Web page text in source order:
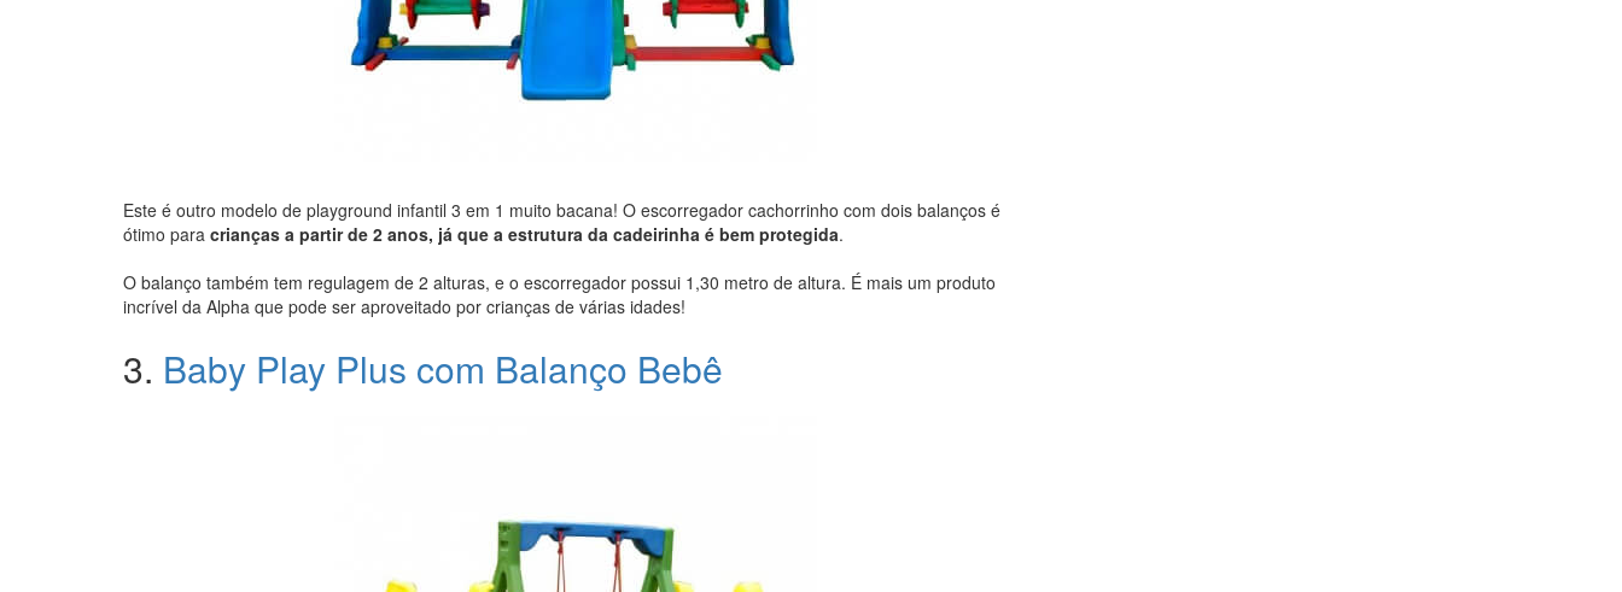
Este é outro modelo de playground infantil 3 em 1 muito bacana! O escorregador cachorrinho com dois balanços é
ótimo para crianças a partir de 2 anos, já que a estrutura da cadeirinha é bem protegida.
O balanço também tem regulagem de 2 alturas, e o escorregador possui 1,30 metro de altura. É mais um produto
incrível da Alpha que pode ser aproveitado por crianças de várias idades!
3. Baby Play Plus com Balanço Bebê